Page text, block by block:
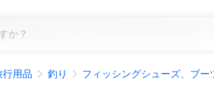
行用品 釣り フィッシングシューズ、ブー